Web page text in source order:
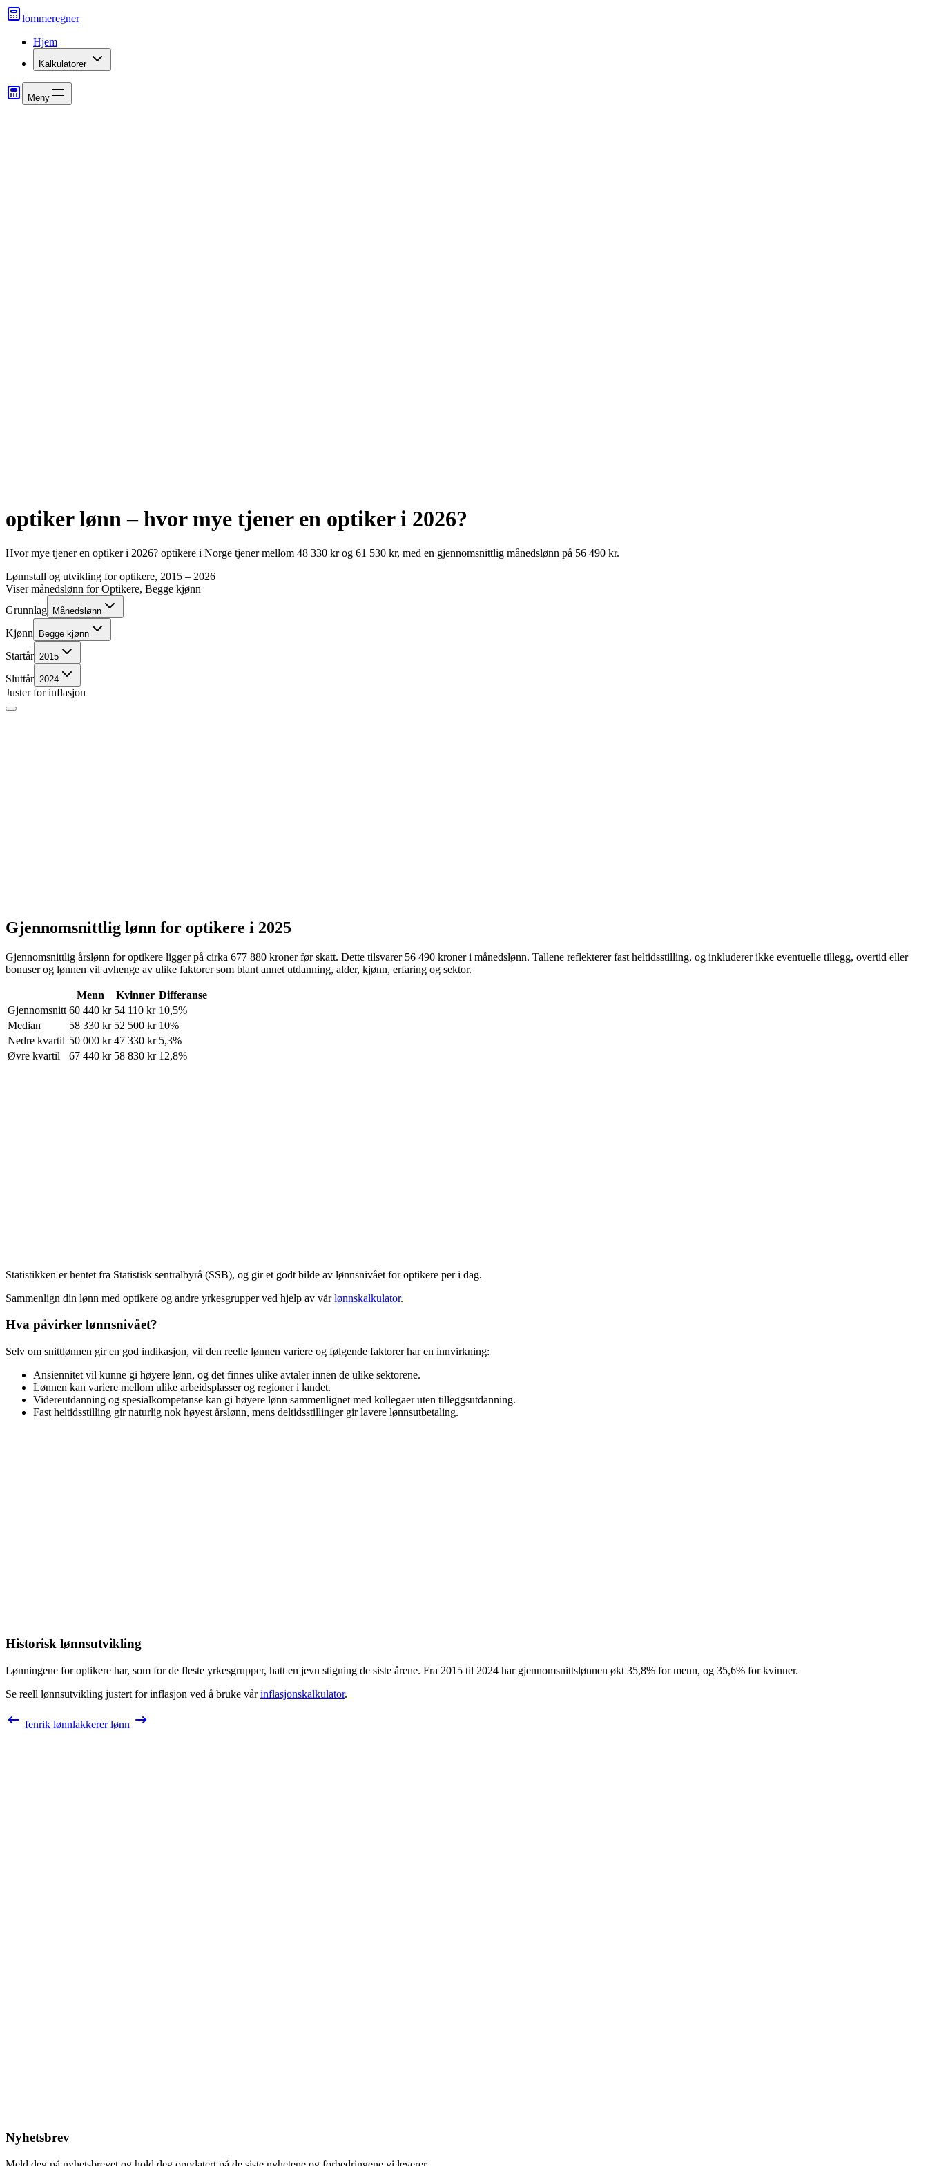
lommeregner
Hjem
Kalkulatorer
Meny
optikerlønn – hvor mye tjener en optikeri 2026?
Hvor mye tjener en optikeri 2026? optikere i Norge tjener mellom 48 330 krog 61 530 kr, med en gjennomsnittlig månedslønn på 56 490 kr.
Lønnstall og utvikling foroptikere, 2015 – 2026
Viser månedslønn forOptikere, Begge kjønn
Grunnlag
Månedslønn
Kjønn Begge kjønn
Startår 2015
Sluttår 2024
Juster for inflasjon
Gjennomsnittlig lønn for optikere i 2025
Gjennomsnittlig årslønn foroptikere ligger på cirka 677 880 kronerfør skatt. Dette tilsvarer 56 490 kroneri månedslønn. Tallene reflekterer fast heltidsstilling, og inkluderer ikke eventuelle tillegg, overtid eller
bonuser og lønnen vil avhenge av ulike faktorer som blant annet utdanning, alder, kjønn, erfaring og sektor.
Menn Kvinner Differanse
Gjennomsnitt 60 440 kr 54 110 kr 10,5%
Median
58 330 kr 52 500 kr 10%
Nedre kvartil 50 000 kr 47 330 kr 5,3%
Øvre kvartil
67 440 kr 58 830 kr 12,8%
Statistikken er hentet fra Statistisk sentralbyrå (SSB), og gir et godt bilde av lønnsnivået foroptikere per i dag.
Sammenlign din lønn med optikere og andre yrkesgrupper ved hjelp av vårlønnskalkulator.
Hva påvirker lønnsnivået?
Selv om snittlønnen gir en god indikasjon, vil den reelle lønnen variere og følgende faktorer har en innvirkning:
Ansiennitet vil kunne gi høyere lønn, og det finnes ulike avtaler innen de ulike sektorene.
Lønnen kan variere mellom ulike arbeidsplasser og regioner i landet.
Videreutdanning og spesialkompetanse kan gi høyere lønn sammenlignet med kollegaer uten tilleggsutdanning.
Fast heltidsstilling gir naturlig nok høyest årslønn, mens deltidsstillinger gir lavere lønnsutbetaling.
Historisk lønnsutvikling
Lønningene foroptikere har, som for de fleste yrkesgrupper, hatt en jevn stigning de siste årene. Fra 2015 til 2024 har gjennomsnittslønnen økt 35,8% for menn, og 35,6% for kvinner.
Se reell lønnsutvikling justert for inflasjon ved å bruke vårinflasjonskalkulator.
fenrik lønnlakkererlønn
Nyhetsbrev